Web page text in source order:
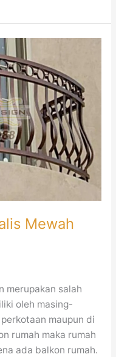
Mewah
merupakan salah
oleh masing-
maupun di
rumah maka rumah
ada balkon rumah.